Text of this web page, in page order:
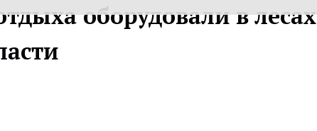
оборудовали в лесах